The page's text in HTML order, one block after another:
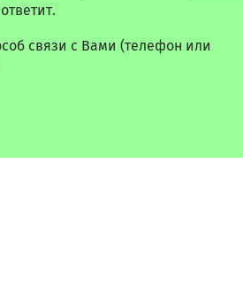
связи с Вами (телефон или